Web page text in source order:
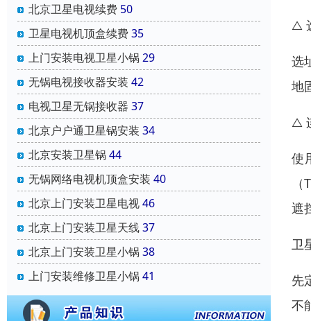
北京卫星电视续费 50
卫星电视机顶盒续费35
上门安装电视卫星小锅 29
无锅电视接收器安装 42
电视卫星无锅接收器 37
北京户户通卫星锅安装 34
北京安装卫星锅 44
无锅网络电视机顶盒安装 40
北京上门安装卫星电视46
北京上门安装卫星天线37
北京上门安装卫星小锅 38
上门安装维修卫星小锅 41
△
选
地
△
使
遮
卫
先
不